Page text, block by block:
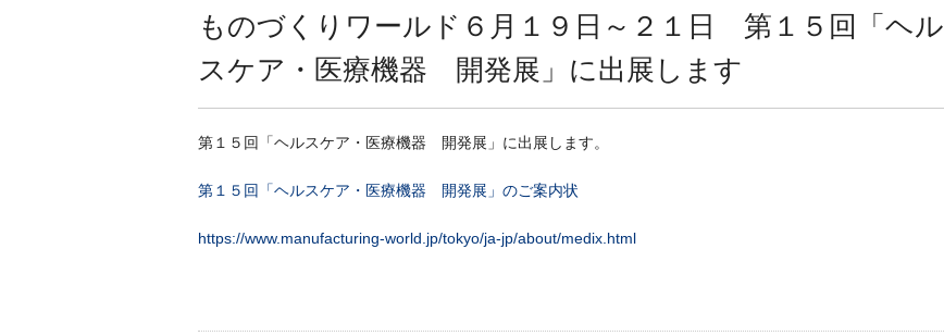
ものづくりワールド６月１９日～２１日 第１５回「ヘル
スケア・医療機器 開発展」に出展します
第１５回「ヘルスケア・医療機器 開発展」に出展します。
第１５回「ヘルスケア・医療機器 開発展」のご案内状
https://www.manufacturing-world.jp/tokyo/ja-jp/about/medix.html